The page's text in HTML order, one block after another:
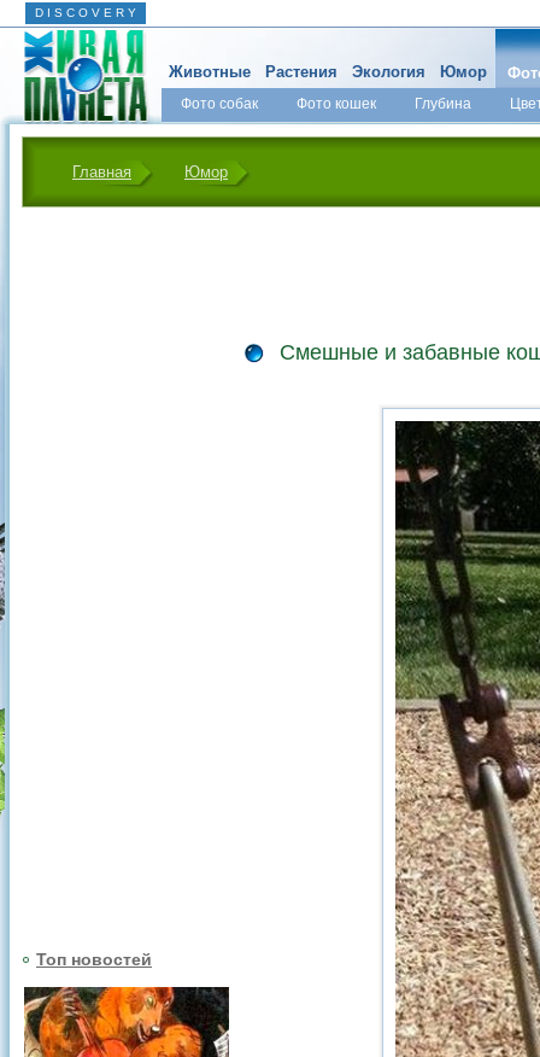
D I S C O V E R Y
Животные Растения Экология Юмор
Фото собак Фото кошек Глубина
Главная Юмор
Топ новостей
Смешные и забавные